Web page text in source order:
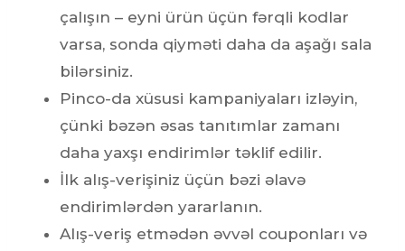
çalışın – eyni ürün üçün fərqli kodlar
varsa, sonda qiyməti daha da aşağı sala
bilərsiniz.
Pinco-da xüsusi kampaniyaları izləyin,
çünki bəzən əsas tanıtımlar zamanı
daha yaxşı endirimlər təklif edilir.
İlk alış-verişiniz üçün bəzi əlavə
endirimlərdən yararlanın.
Alış-veriş etmədən əvvəl couponları və